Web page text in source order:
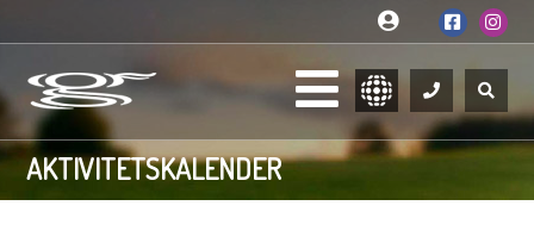
AKTIVITETSKALENDER